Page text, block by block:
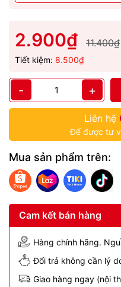
2.900₫ 11.400₫
Tiết kiệm: 8.500₫
- +
Liên hệ
Để được tư
Mua sản phẩm trên:
Cam kết bán hàng
Hàng chính hãng.
Đổi trả không cần lý
Giao hàng ngay (nội